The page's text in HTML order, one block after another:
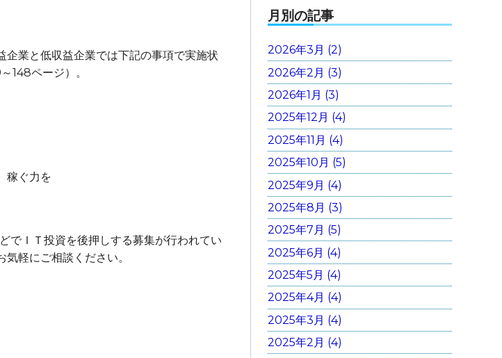
業と低収益企業では下記の事項で実施状
148ページ）。
稼ぐ力を
でＩＴ投資を後押しする募集が行われてい
軽にご相談ください。
月別の記事
2026年3月 (2)
2026年2月 (3)
2026年1月 (3)
2025年12月 (4)
2025年11月 (4)
2025年10月 (5)
2025年9月 (4)
2025年8月 (3)
2025年7月 (5)
2025年6月 (4)
2025年5月 (4)
2025年4月 (4)
2025年3月 (4)
2025年2月 (4)